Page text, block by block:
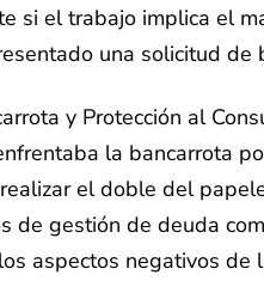
si el trabajo implica el
una solicitud de
y Protección al
la bancarrota
el doble del
gestión de deuda
aspectos negativos de